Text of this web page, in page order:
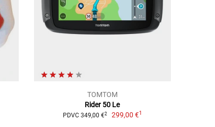
TOMTOM
Rider 50 Le
PDVC 349,00 €2 299,00 €1